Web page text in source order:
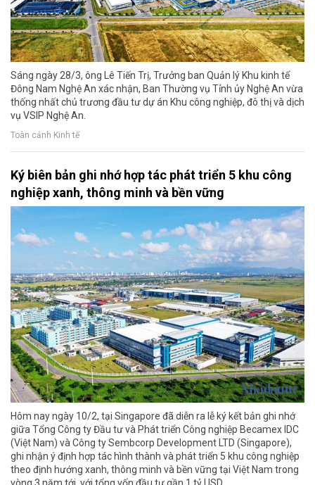
Sáng ngày 28/3, ông Lê Tiến Trị, Trưởng ban Quản lý Khu kinh tế
Đông Nam Nghệ An xác nhận, Ban Thường vụ Tỉnh ủy Nghệ An vừa
thống nhất chủ trương đầu tư dự án Khu công nghiệp, đô thị và dịch
vụ VSIP Nghệ An.
Toàn cảnh Kinh tế
Ký biên bản ghi nhớ hợp tác phát triển 5 khu công
nghiệp xanh, thông minh và bền vững
Hôm nay ngày 10/2, tại Singapore đã diễn ra lễ ký kết bản ghi nhớ
giữa Tổng Công ty Đầu tư và Phát triển Công nghiệp Becamex IDC
(Việt Nam) và Công ty Sembcorp Development LTD (Singapore),
ghi nhận ý định hợp tác hình thành và phát triển 5 khu công nghiệp
theo định hướng xanh, thông minh và bền vững tại Việt Nam trong